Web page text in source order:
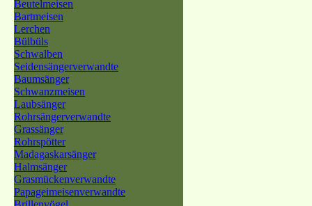
Beutelmeisen
Bartmeisen
Lerchen
Bülbüls
Schwalben
Seidensängerverwandte
Baumsänger
Schwanzmeisen
Laubsänger
Rohrsängerverwandte
Grassänger
Rohrspötter
Madagaskarsänger
Halmsänger
Grasmückenverwandte
Papageimeisenverwandte